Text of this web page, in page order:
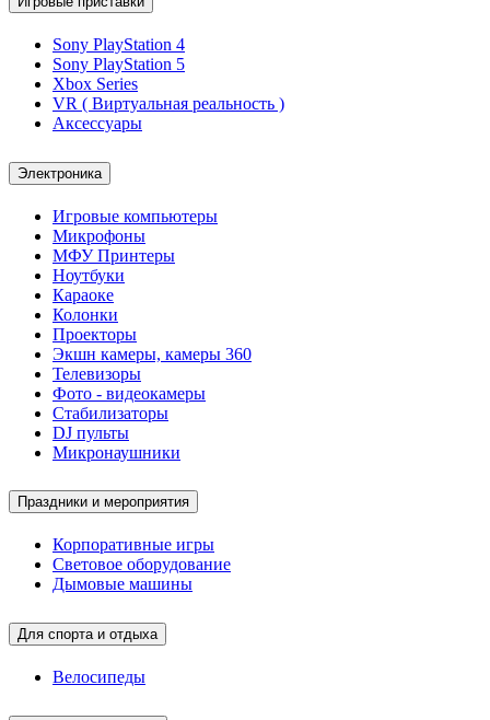
Sony PlayStation 4
Sony PlayStation 5
Xbox Series
VR ( Виртуальная реальность )
Аксессуары
Электроника
Игровые компьютеры
Микрофоны
МФУ Принтеры
Ноутбуки
Караоке
Колонки
Проекторы
Экшн камеры, камеры 360
Телевизоры
Фото - видеокамеры
Стабилизаторы
DJ пульты
Микронаушники
Праздники и мероприятия
Корпоративные игры
Световое оборудование
Дымовые машины
Для спорта и отдыха
Велосипеды